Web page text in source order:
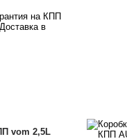
на КПП
в
vom 2,5L